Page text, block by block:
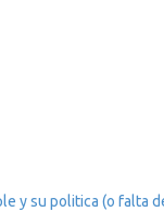
y su politica (o falta